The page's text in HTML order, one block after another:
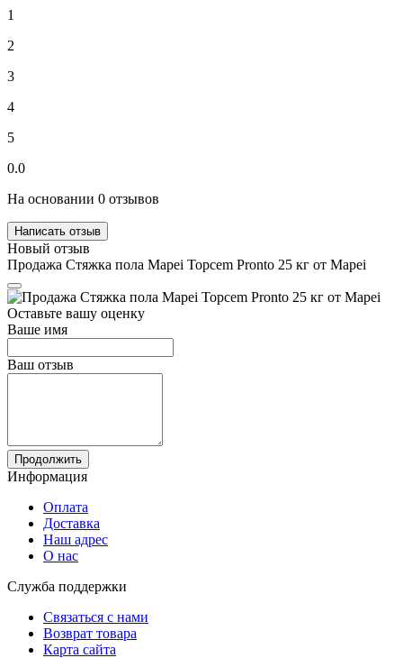
1
2
3
4
5
0.0
На основании 0 отзывов
Написать отзыв
Новый отзыв
Продажа Стяжка пола Mapei Topcem Pronto 25 кг от Mapei
Оставьте вашу оценку
Ваше имя
Ваш отзыв
Продолжить
Информация
Оплата
Доставка
Наш адрес
О нас
Служба поддержки
Связаться с нами
Возврат товара
Карта сайта